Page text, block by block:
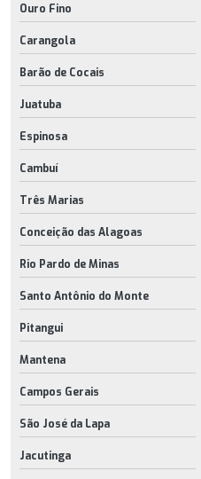
Ouro Fino
Carangola
Barão de Cocais
Juatuba
Espinosa
Cambuí
Três Marias
Conceição das Alagoas
Rio Pardo de Minas
Santo Antônio do Monte
Pitangui
Mantena
Campos Gerais
São José da Lapa
Jacutinga